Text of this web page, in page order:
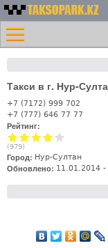
Номера
такси
Казахстана -
Таксопарк.KZ
Меню
Главная
Контакты
Такси в г. Нур-
+7 (7172) 999 702
+7 (777) 646 77 77
Рейтинг:
(979)
Город: Нур-Султан
Обновлено: 11.01.2014